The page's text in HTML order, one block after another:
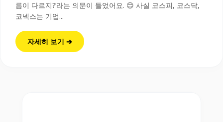
름이 다르지?’라는 의문이 들었어요. 😊 사실 코스피, 코스닥,
코넥스는 기업...
자세히 보기 ➔